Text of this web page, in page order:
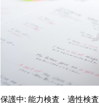
保護中: 能力検査・適性検査